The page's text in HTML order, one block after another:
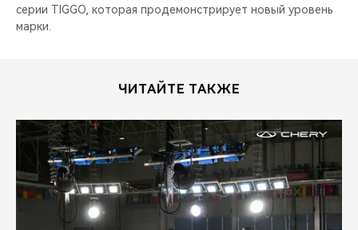
серии TIGGO, которая продемонстрирует новый уровень
марки.
ЧИТАЙТЕ ТАКЖЕ